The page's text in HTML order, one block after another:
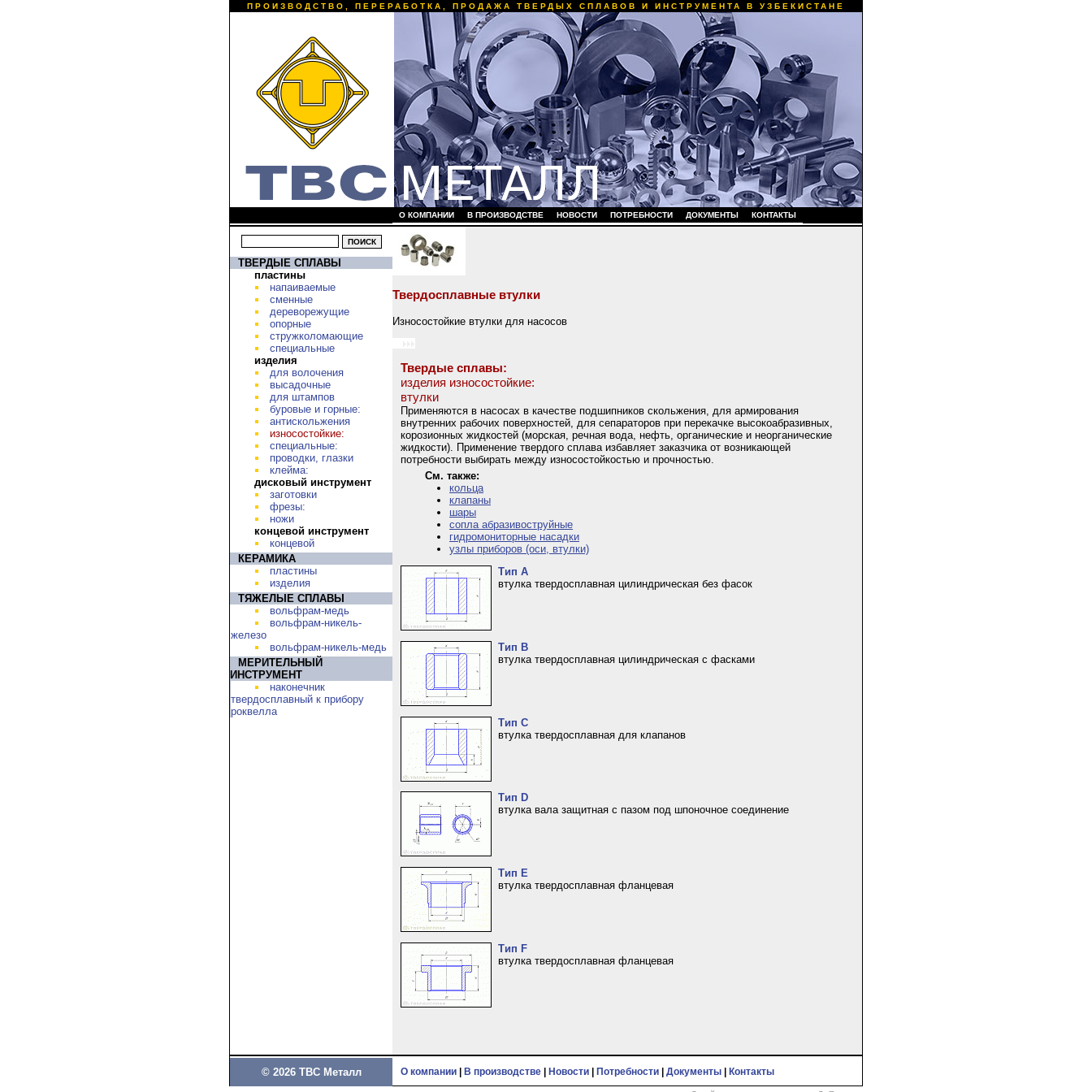
ПРОИЗВОДСТВО, ПЕРЕРАБОТКА, ПРОДАЖА ТВЕРДЫХ СПЛАВОВ И ИНСТРУМЕНТА В УЗБЕКИСТАНЕ
О КОМПАНИИ В ПРОИЗВОДСТВЕ НОВОСТИ ПОТРЕБНОСТИ ДОКУМЕНТЫ КОНТАКТЫ
ТВЕРДЫЕ СПЛАВЫ
пластины
напаиваемые
сменные
дереворежущие
опорные
стружколомающие
специальные
изделия
для волочения
высадочные
для штампов
буровые и горные:
антискольжения
износостойкие:
специальные:
проводки, глазки
клейма:
дисковый инструмент
заготовки
фрезы:
ножи
концевой инструмент
концевой
КЕРАМИКА
пластины
изделия
ТЯЖЕЛЫЕ СПЛАВЫ
вольфрам-медь
вольфрам-никель-
железо
вольфрам-никель-медь
МЕРИТЕЛЬНЫЙ
ИНСТРУМЕНТ
наконечник
твердосплавный к прибору
роквелла
Твердосплавные втулки
Износостойкие втулки для насосов
Твердые сплавы:
изделия износостойкие:
втулки
Применяются в насосах в качестве подшипников скольжения, для армирования
внутренних рабочих поверхностей, для сепараторов при перекачке высокоабразивных,
корозионных жидкостей (морская, речная вода, нефть, органические и неорганические
жидкости). Применение твердого сплава избавляет заказчика от возникающей
потребности выбирать между износостойкостью и прочностью.
См. также:
кольца
клапаны
шары
сопла абразивоструйные
гидромониторные насадки
узлы приборов (оси, втулки)
Тип А
втулка твердосплавная цилиндрическая без фасок
Тип В
втулка твердосплавная цилиндрическая с фасками
Тип С
втулка твердосплавная для клапанов
Тип D
втулка вала защитная с пазом под шпоночное соединение
Тип Е
втулка твердосплавная фланцевая
Тип F
втулка твердосплавная фланцевая
© 2026 ТВС Металл О компании | В производстве | Новости | Потребности | Документы | Контакты